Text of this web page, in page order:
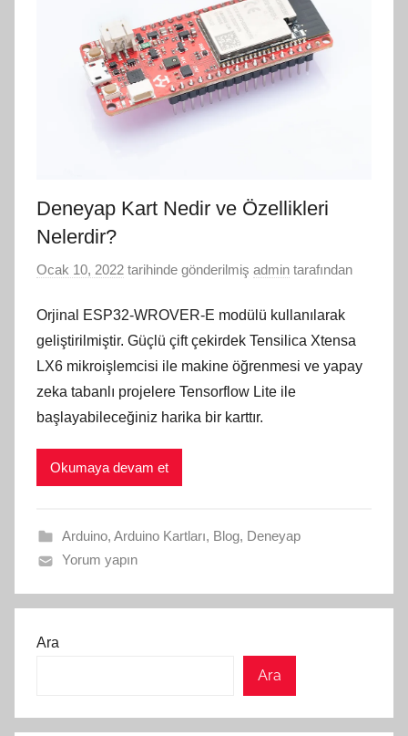
Deneyap Kart Nedir ve Özellikleri
Nelerdir?
Ocak 10, 2022 tarihinde gönderilmiş admin tarafından
Orjinal ESP32-WROVER-E modülü kullanılarak
geliştirilmiştir. Güçlü çift çekirdek Tensilica Xtensa
LX6 mikroişlemcisi ile makine öğrenmesi ve yapay
zeka tabanlı projelere Tensorflow Lite ile
başlayabileceğiniz harika bir karttır.
Okumaya devam et
Arduino, Arduino Kartları, Blog, Deneyap
Yorum yapın
Ara
Ara